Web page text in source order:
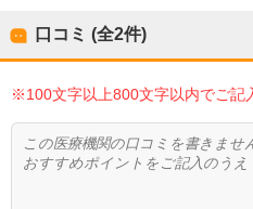
口コミ (全2件)
※100文字以上800文字以内でご記